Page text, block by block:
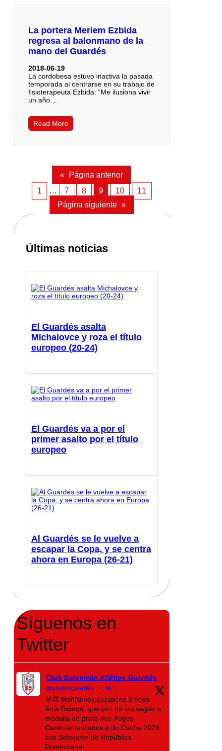
La portera Meriem Ezbida
regresa al balonmano de la
mano del Guardés
2018-06-19
La cordobesa estuvo inactiva la pasada
temporada al centrarse en su trabajo de
fisioterapeuta Ezbida: “Me ilusiona vivir
un año…
Read More
«
Página anterior
1
… 7 8 9 10
11
Página siguiente »
Últimas noticias
El Guardés asalta
Michalovce y roza el título
europeo (20-24)
El Guardés va a por el
primer asalto por el título
europeo
Al Guardés se le vuelve a
escapar la Copa, y se centra
ahora en Europa (26-21)
Síguenos en
Twitter
Club Balonmán Atlético Guardés
@atleticoguardes · 6h
🥈👏 Moitísimos parabéns á nosa
Ania Ramos, que vén de conseguir a
medalla de prata nos Xogos
Centroamericanos e do Caribe 2026
coa Selección de República
Dominicana!